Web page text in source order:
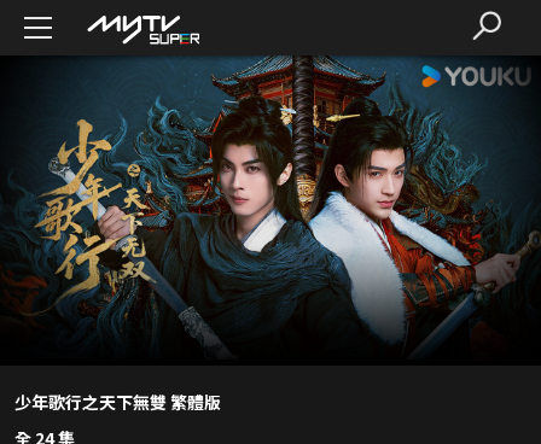
少年歌行之天下無雙 繁體版
全 24 集